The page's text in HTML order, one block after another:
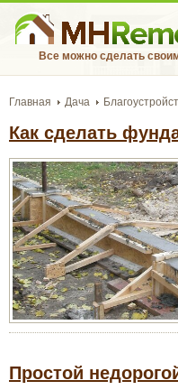
Все можно сделать
Главная Дача
Как сделать
Простой